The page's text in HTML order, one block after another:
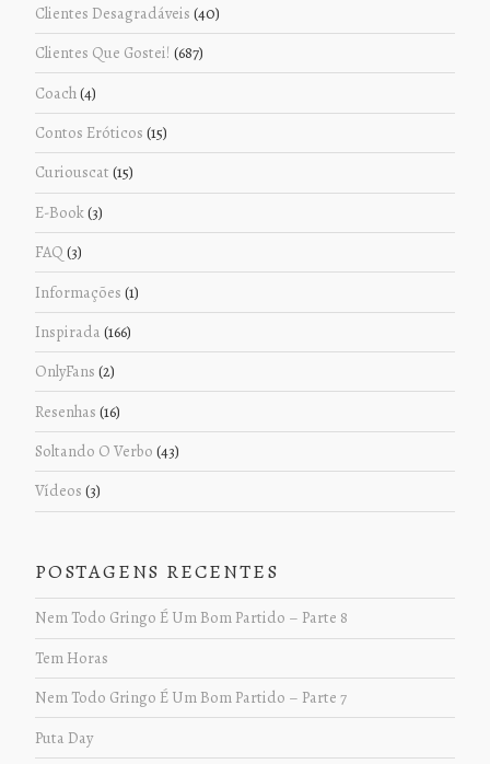
Clientes Desagradáveis (40)
Clientes Que Gostei! (687)
Coach(4)
Contos Eróticos (15)
Curiouscat (15)
E-Book(3)
FAQ (3)
Informações (1)
Inspirada (166)
OnlyFans (2)
Resenhas (16)
Soltando O Verbo (43)
Vídeos (3)
POSTAGENS RECENTES
Nem Todo Gringo É Um Bom Partido – Parte 8
Tem Horas
Nem Todo Gringo É Um Bom Partido – Parte 7
Puta Day